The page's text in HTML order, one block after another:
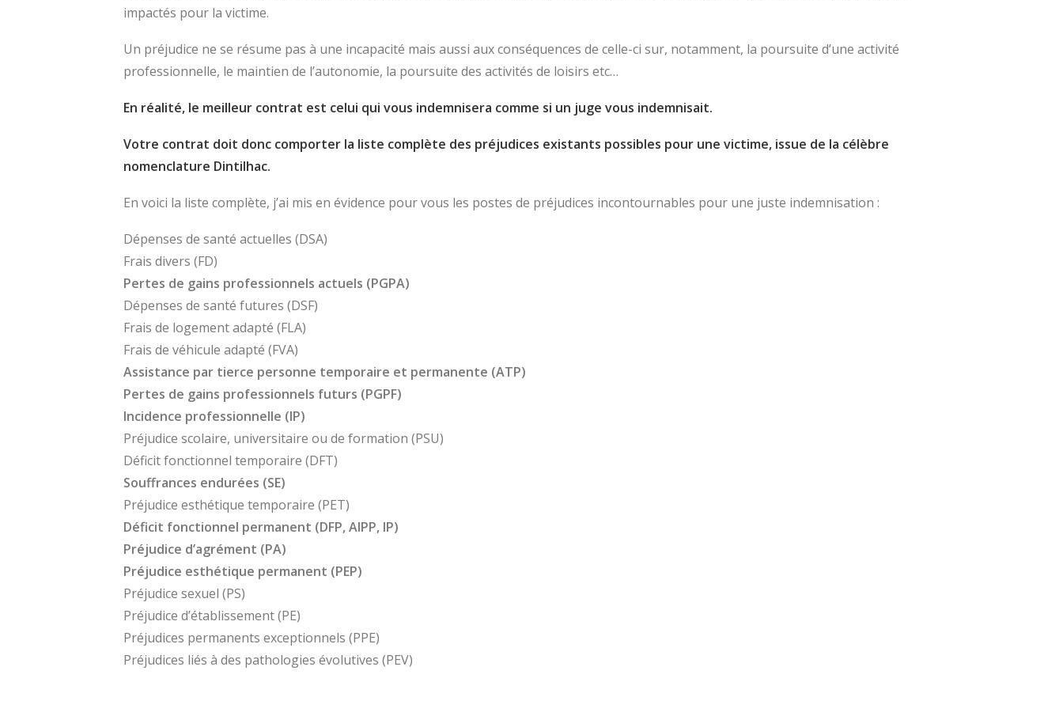
impactés pour la victime.
Un préjudice ne se résume pas à une incapacité mais aussi aux conséquences de celle-ci sur, notamment, la poursuite d’une activité
professionnelle, le maintien de l’autonomie, la poursuite des activités de loisirs etc…
En réalité, le meilleur contrat est celui qui vous indemnisera comme si un juge vous indemnisait.
Votre contrat doit donc comporter la liste complète des préjudices existants possibles pour une victime, issue de la célèbre
nomenclature Dintilhac.
En voici la liste complète, j’ai mis en évidence pour vous les postes de préjudices incontournables pour une juste indemnisation :
Dépenses de santé actuelles (DSA)
Frais divers (FD)
Pertes de gains professionnels actuels (PGPA)
Dépenses de santé futures (DSF)
Frais de logement adapté (FLA)
Frais de véhicule adapté (FVA)
Assistance par tierce personne temporaire et permanente (ATP)
Pertes de gains professionnels futurs (PGPF)
Incidence professionnelle (IP)
Préjudice scolaire, universitaire ou de formation (PSU)
Déficit fonctionnel temporaire (DFT)
Souffrances endurées (SE)
Préjudice esthétique temporaire (PET)
Déficit fonctionnel permanent (DFP, AIPP, IP)
Préjudice d’agrément (PA)
Préjudice esthétique permanent (PEP)
Préjudice sexuel (PS)
Préjudice d’établissement (PE)
Préjudices permanents exceptionnels (PPE)
Préjudices liés à des pathologies évolutives (PEV)